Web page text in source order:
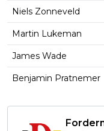
Niels Zonneveld
Martin Lukeman
James Wade
Benjamin Pratnemer